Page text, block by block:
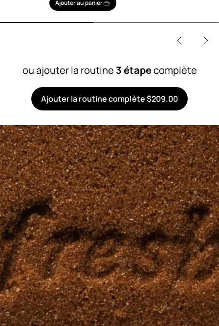
Ajouter au panier
ou ajouter la routine 3 étapecomplète
Ajouter la routine complète $209.00